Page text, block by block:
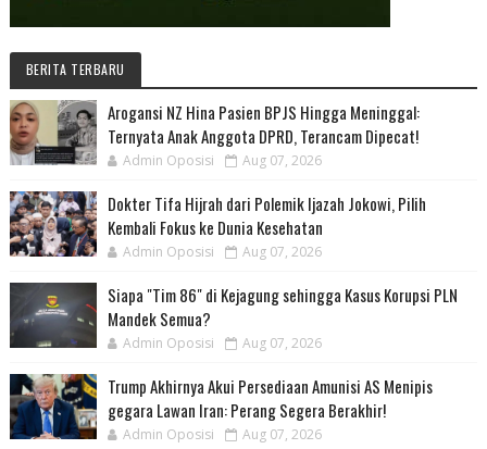
BERITA TERBARU
Arogansi NZ Hina Pasien BPJS Hingga Meninggal:
Ternyata Anak Anggota DPRD, Terancam Dipecat!
Admin Oposisi Aug 07, 2026
Dokter Tifa Hijrah dari Polemik Ijazah Jokowi, Pilih
Kembali Fokus ke Dunia Kesehatan
Admin Oposisi Aug 07, 2026
Siapa "Tim 86" di Kejagung sehingga Kasus Korupsi PLN
Mandek Semua?
Admin Oposisi Aug 07, 2026
Trump Akhirnya Akui Persediaan Amunisi AS Menipis
gegara Lawan Iran: Perang Segera Berakhir!
Admin Oposisi Aug 07, 2026